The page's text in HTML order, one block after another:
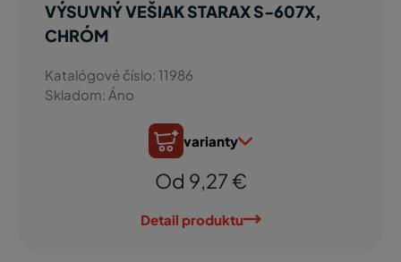
VÝSUVNÝ VEŠIAK STARAX S-607X,
CHRÓM
Katalógové číslo: 11986
Skladom: Áno
varianty
Od 9,27 €
Detail produktu